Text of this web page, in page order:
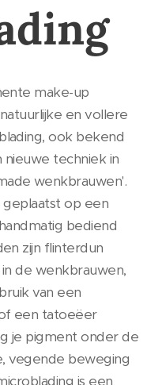
make-up
en vollere
ook bekend
nieuwe techniek in
wenkbrauwen'.
geplaatst op een
bediend
zijn flinterdun
de wenkbrauwen,
van een
een tatoeëer
je pigment onder de
vegende beweging
is een